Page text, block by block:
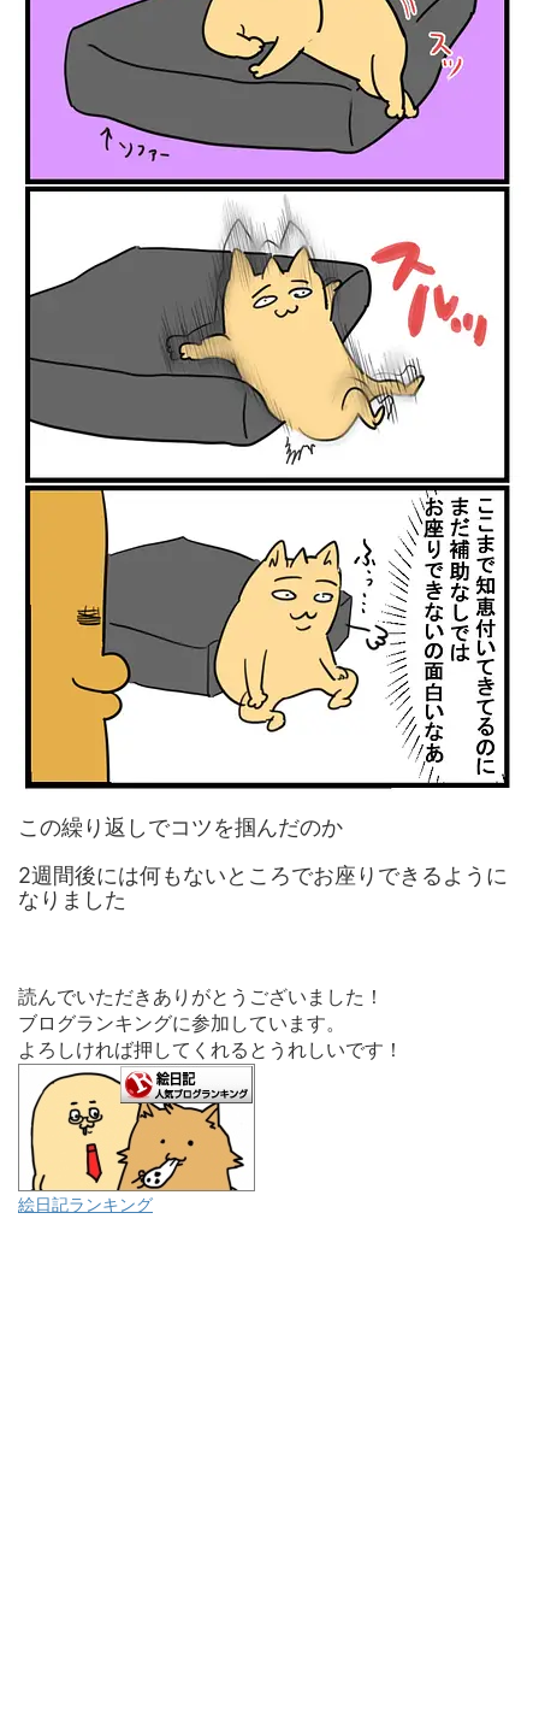
この繰り返しでコツを掴んだのか
2週間後には何もないところでお座りできるように
なりました
読んでいただきありがとうございました！
ブログランキングに参加しています。
よろしければ押してくれるとうれしいです！
絵日記ランキング